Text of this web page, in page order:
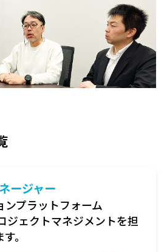
ージャー
ンプラットフォーム
ジェクトマネジメントを担
。